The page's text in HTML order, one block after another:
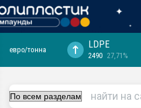
подмосковье, с.-в.
Москва
евро/тонна LDPE
2490 27,71%